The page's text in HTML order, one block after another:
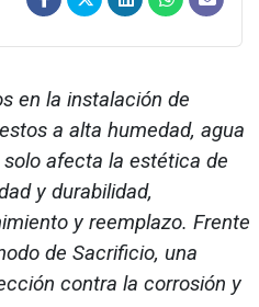
en la instalación de
a alta humedad, agua
afecta la estética de
y durabilidad,
y reemplazo. Frente
de Sacrificio, una
contra la corrosión y